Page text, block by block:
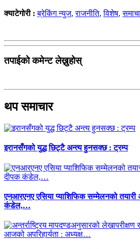
क्याटेगोरी :ब्रेकिंग न्युज,राजनीति,विशेष,
तपाईको कमेन्ट लेख्नुहोस्
थप समाचार
इरानसँगको युद्ध छिट्टै अन्त्य हुनसक्छ : ट्रम्प
एनआरएनए एसिया प्याशिफिक सम्मेलनको
कंडेल,…